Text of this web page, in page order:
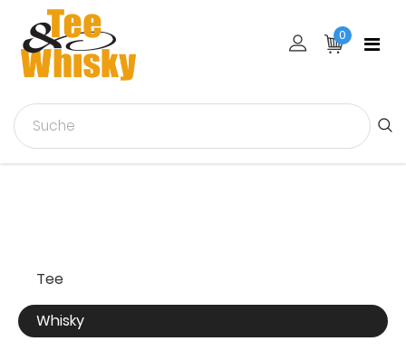
0
Tee
Whisky